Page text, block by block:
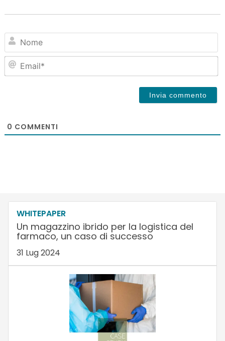
0 COMMENTI
WHITEPAPER
Un magazzino ibrido per la logistica del
farmaco, un caso di successo
31 Lug 2024